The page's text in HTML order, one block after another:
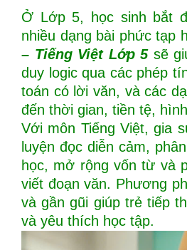
Ở Lớp 5, học sinh bắt
nhiều dạng bài phức tạp
– Tiếng Việt Lớp 5 sẽ
duy logic qua các phép
toán có lời văn, và các
đến thời gian, tiền tệ,
Với môn Tiếng Việt, gia
luyện đọc diễn cảm,
học, mở rộng vốn từ và
viết đoạn văn. Phương
và gần gũi giúp trẻ tiếp
và yêu thích học tập.